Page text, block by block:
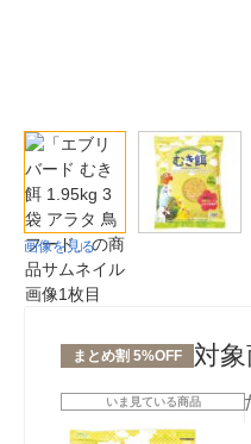
画像を見る
まとめ割 5%OFF 対
いま見ている商品